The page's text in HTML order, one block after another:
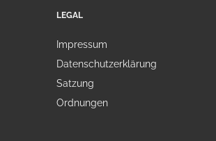
LEGAL
Impressum
Datenschutzerklärung
Satzung
Ordnungen